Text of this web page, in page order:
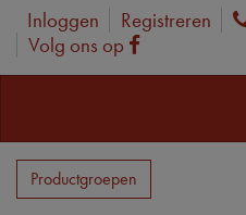
Inloggen Registreren
Volg ons op
Facebook
Productgroepen